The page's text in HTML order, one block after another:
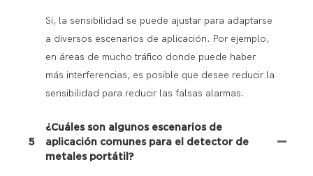
Sí, la sensibilidad se puede ajustar para adaptarse
a diversos escenarios de aplicación. Por ejemplo,
en áreas de mucho tráfico donde puede haber
más interferencias, es posible que desee reducir la
sensibilidad para reducir las falsas alarmas.
5
¿Cuáles son algunos escenarios de
aplicación comunes para el detector de
metales portátil?